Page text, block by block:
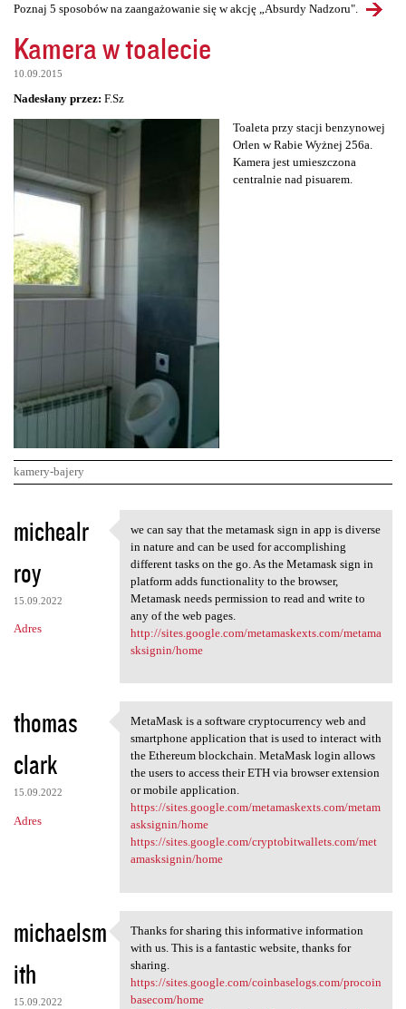
Poznaj 5 sposobów na zaangażowanie się w akcję „Absurdy Nadzoru".
Kamera w toalecie
10.09.2015
Nadesłany przez: F.Sz
Toaleta przy stacji benzynowej
Orlen w Rabie Wyżnej 256a.
Kamera jest umieszczona
centralnie nad pisuarem.
kamery-bajery
K
o
m
e
n
z
michealr
roy
15.09.2022
Adres
we can say that the metamask
we can say that the metamask sign in app is diverse
in nature and can be used for accomplishing
different tasks on the go. As the Metamask sign in
platform adds functionality to the browser,
Metamask needs permission to read and write to
any of the web pages.
http://sites.google.com/metamaskexts.com/metama
sksignin/home
thomas
clark
15.09.2022
Adres
MetaMask is a software
MetaMask is a software cryptocurrency web and
smartphone application that is used to interact with
the Ethereum blockchain. MetaMask login allows
the users to access their ETH via browser extension
or mobile application.
https://sites.google.com/metamaskexts.com/metam
asksignin/home
https://sites.google.com/cryptobitwallets.com/met
amasksignin/home
michaelsm
ith
15.09.2022
Thanks for sharing this
Thanks for sharing this informative information
with us. This is a fantastic website, thanks for
sharing.
https://sites.google.com/coinbaselogs.com/procoin
basecom/home